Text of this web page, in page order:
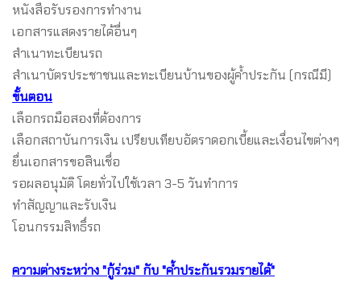
หนังสือรับรองการทำงาน
เอกสารแสดงรายได้อื่นๆ
สำเนาทะเบียนรถ
สำเนาบัตรประชาชนและทะเบียนบ้านของผู้ค้ำประกัน (กรณีมี)
ขั้นตอน
เลือกรถมือสองที่ต้องการ
เลือกสถาบันการเงิน เปรียบเทียบอัตราดอกเบี้ยและเงื่อนไขต่างๆ
ยื่นเอกสารขอสินเชื่อ
รอผลอนุมัติ โดยทั่วไปใช้เวลา 3-5 วันทำการ
ทำสัญญาและรับเงิน
โอนกรรมสิทธิ์รถ
ความต่างระหว่าง "กู้ร่วม" กับ "ค้ำประกันรวมรายได้"